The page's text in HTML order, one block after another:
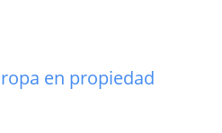
en propiedad